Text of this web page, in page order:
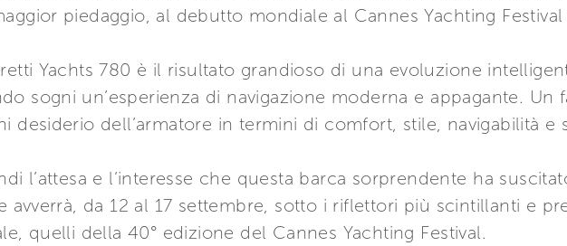
piedaggio, al debutto mondiale al Cannes Yachting Festival
Yachts 780 è il risultato grandioso di una evoluzione
sogni un’esperienza di navigazione moderna e appagante. Un
desiderio dell’armatore in termini di comfort, stile, navigabilità e
l’attesa e l’interesse che questa barca sorprendente ha
avverrà, da 12 al 17 settembre, sotto i riflettori più scintillanti e
quelli della 40° edizione del Cannes Yachting Festival.